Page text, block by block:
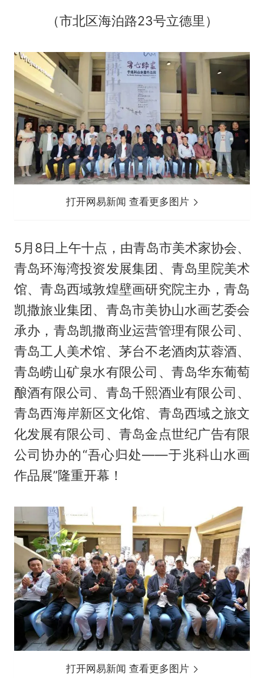
（市北区海泊路23号立德里）
打开网易新闻 查看更多图片
5月8日上午十点，由青岛市美术家协会、
青岛环海湾投资发展集团、青岛里院美术
馆、青岛西域敦煌壁画研究院主办，青岛
凯撒旅业集团、青岛市美协山水画艺委会
承办，青岛凯撒商业运营管理有限公司、
青岛工人美术馆、茅台不老酒肉苁蓉酒、
青岛崂山矿泉水有限公司、青岛华东葡萄
酿酒有限公司、青岛千熙酒业有限公司、
青岛西海岸新区文化馆、青岛西域之旅文
化发展有限公司、青岛金点世纪广告有限
公司协办的“吾心归处——于兆科山水画
作品展”隆重开幕！
打开网易新闻 查看更多图片